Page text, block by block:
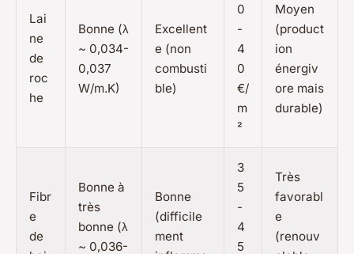
Lai
ne
de
roc
he
Bonne (λ
~ 0,034-
0,037
W/m.K)
Excellent
e (non
combusti
ble)
0
-
4
0
€/
m
²
Moyen
(product
ion
énergiv
ore mais
durable)
Fibr
e
de
Bonne à
très
bonne (λ
~ 0,036-
Bonne
(difficile
ment
3
5
-
4
5
Très
favorabl
e
(renouv